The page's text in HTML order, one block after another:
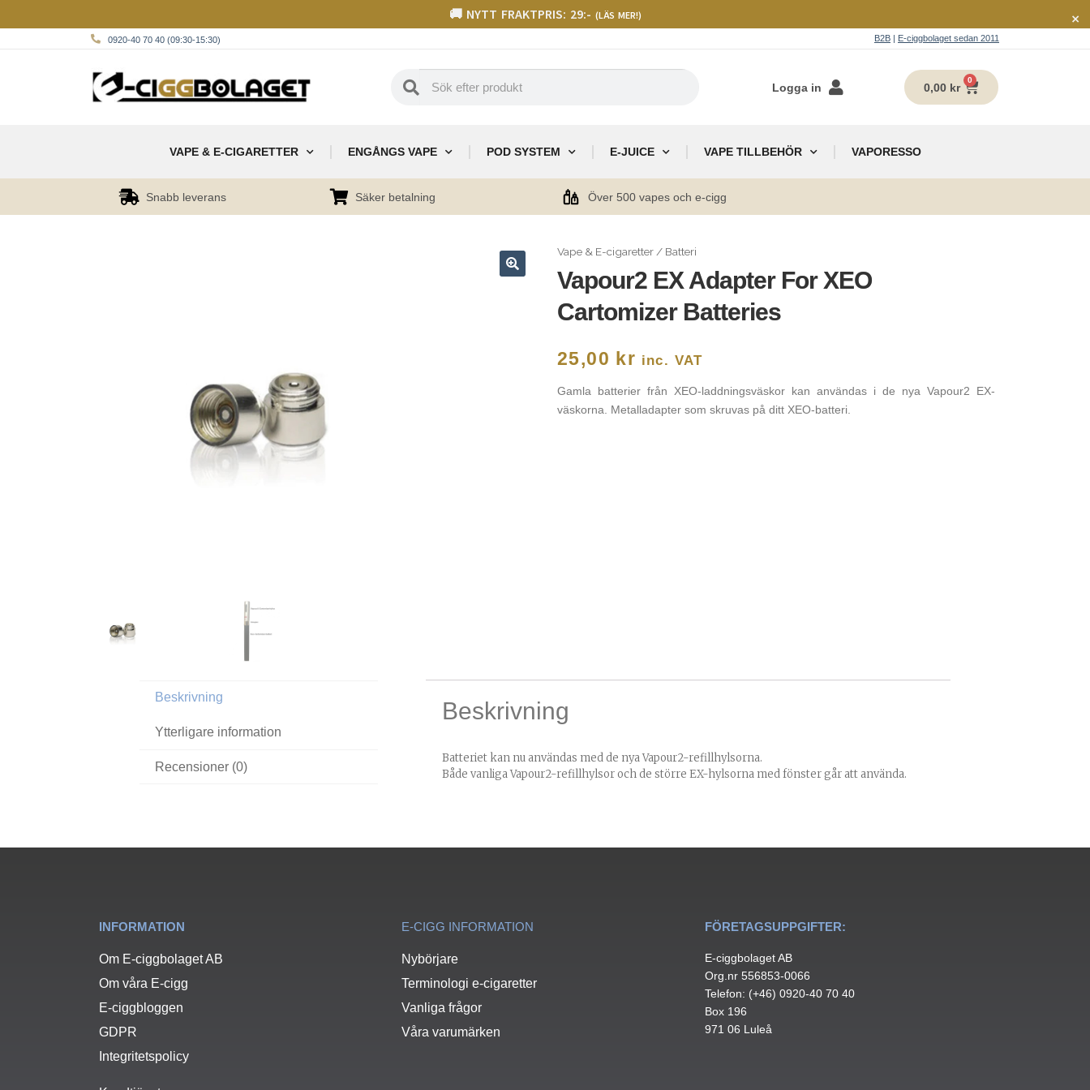
🚚 NYTT FRAKTPRIS: 29:- (LÄS MER!) ×
0920-40 70 40 (09:30-15:30) B2B | E-ciggbolaget sedan 2011
Logga in 0,00 kr
0
VAPE & E-CIGARETTER ENGÅNGS VAPE POD SYSTEM E-JUICE VAPE TILLBEHÖR VAPORESSO
Snabb leverans Säker betalning Över 500 vapes och e-cigg
Vape & E-cigaretter/ Batteri
Vapour2 EX Adapter For XEO
Cartomizer Batteries
25,00 kr inc. VAT
Gamla batterier från XEO-laddningsväskor kan användas i de nya Vapour2 EX-
väskorna. Metalladapter som skruvas på ditt XEO-batteri.
Beskrivning
Ytterligare information
Recensioner (0)
Beskrivning
Batteriet kan nu användas med de nya Vapour2-refillhylsorna.
Både vanliga Vapour2-refillhylsor och de större EX-hylsorna med fönster går att använda.
INFORMATION
Om E-ciggbolaget AB
Om våra E-cigg
E-ciggbloggen
GDPR
Integritetspolicy
E-CIGG INFORMATION
Nybörjare
Terminologi e-cigaretter
Vanliga frågor
Våra varumärken
FÖRETAGSUPPGIFTER:
E-ciggbolaget AB
Org.nr 556853-0066
Telefon: (+46) 0920-40 70 40
Box 196
971 06 Luleå